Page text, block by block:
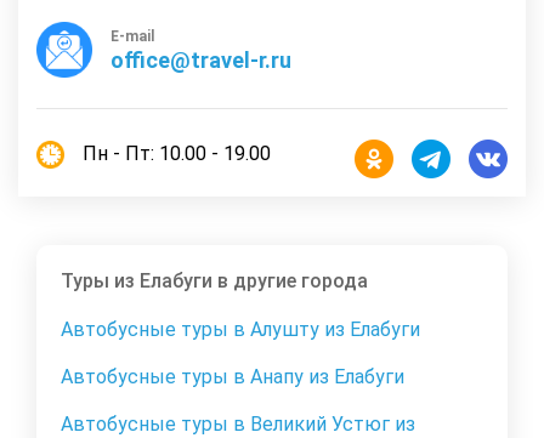
E-mail
office@travel-r.ru
Пн - Пт: 10.00 - 19.00
Туры из Елабуги в другие города
Автобусные туры в Алушту из Елабуги
Автобусные туры в Анапу из Елабуги
Автобусные туры в Великий Устюг из